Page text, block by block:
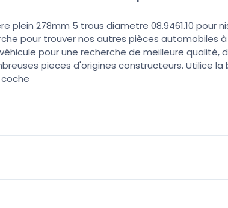
plein 278mm 5 trous diametre 08.9461.10 pour
pour trouver nos autres pièces automobiles
pour une recherche de meilleure qualité,
pieces d'origines constructeurs. Utilice